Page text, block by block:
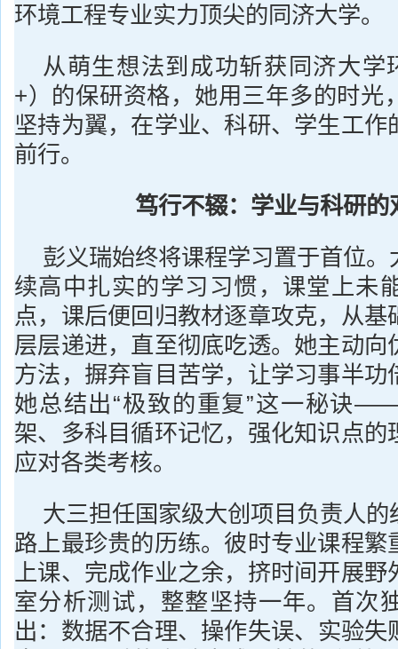
环境工程专业实力顶尖的同济大学。
从萌生想法到成功斩获同济大学
+）的保研资格，她用三年多的时光
坚持为翼，在学业、科研、学生工作
前行。
笃行不辍：学业与科研的
彭义瑞始终将课程学习置于首位
续高中扎实的学习习惯，课堂上未
点，课后便回归教材逐章攻克，从基
层层递进，直至彻底吃透。她主动向
方法，摒弃盲目苦学，让学习事半功
她总结出“极致的重复”这一秘诀
架、多科目循环记忆，强化知识点的
应对各类考核。
大三担任国家级大创项目负责人
路上最珍贵的历练。彼时专业课程繁
上课、完成作业之余，挤时间开展野
室分析测试，整整坚持一年。首次
出：数据不合理、操作失误、实验